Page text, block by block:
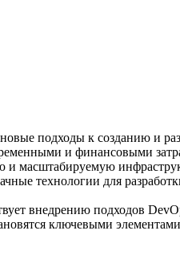
подходы к созданию и
и финансовыми
и масштабируемую
технологии для
внедрению подходов
ключевыми